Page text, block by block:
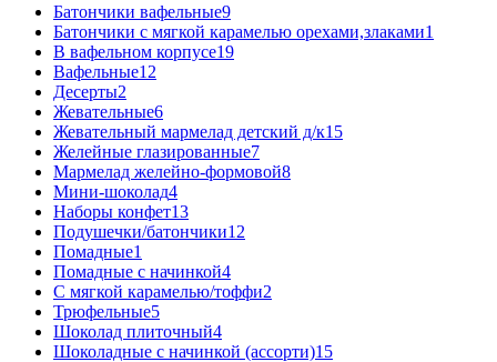
Батончики вафельные9
Батончики с мягкой карамелью орехами,злаками1
В вафельном корпусе19
Вафельные12
Десерты2
Жевательные6
Жевательный мармелад детский д/к15
Желейные глазированные7
Мармелад желейно-формовой8
Мини-шоколад4
Наборы конфет13
Подушечки/батончики12
Помадные1
Помадные с начинкой4
С мягкой карамелью/тоффи2
Трюфельные5
Шоколад плиточный4
Шоколадные с начинкой (ассорти)15